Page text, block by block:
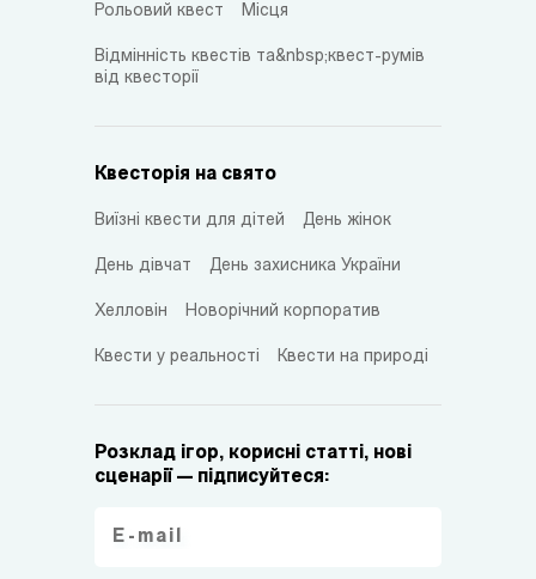
Рольовий квест Місця
Відмінність квестів та&nbsp;квест-румів
від квесторії
Квесторія на свято
Виїзні квести для дітей День жінок
День дівчат День захисника України
Хелловін Новорічний корпоратив
Квести у реальності Квести на природі
Розклад ігор, корисні статті, нові
сценарії — підписуйтеся: